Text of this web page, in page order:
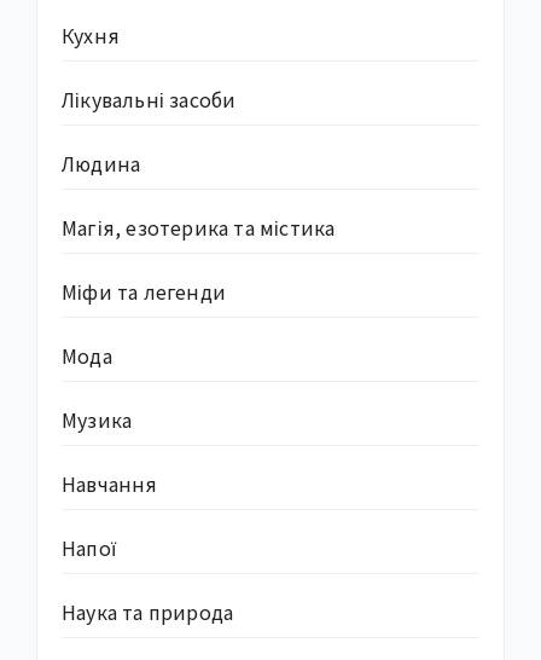
Кухня
Лікувальні засоби
Людина
Магія, езотерика та містика
Міфи та легенди
Мода
Музика
Навчання
Напої
Наука та природа